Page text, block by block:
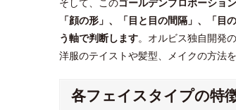
「顔の形」、「目と目の間隔」、「
う軸で判断します。オルビス独自開発
洋服のテイストや髪型、メイクの方法
各フェイスタイプの特